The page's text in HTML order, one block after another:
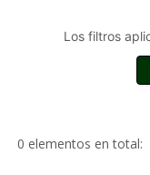
Los filtros
0 elementos en total: